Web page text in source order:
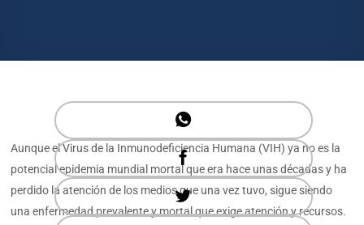
Aunque el Virus de la Inmunodeficiencia Humana (VIH) ya no es la
potencial epidemia mundial mortal que era hace unas décadas y ha
perdido la atención de los medios que una vez tuvo, sigue siendo
una enfermedad prevalente y mortal que exige atención y recursos.